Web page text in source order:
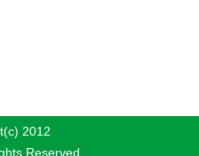
2012
Reserved.